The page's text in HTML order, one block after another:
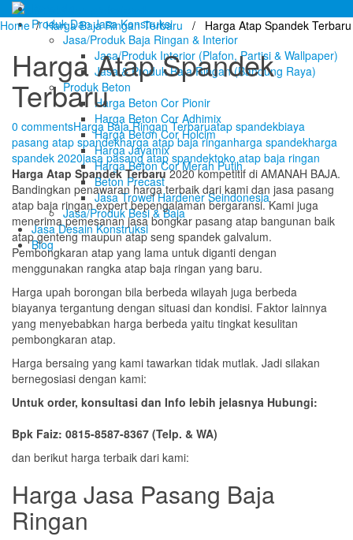
Produk Dan Jasa Konstruksi
Jasa/Produk Baja Ringan & Interior
Jasa/Produk Interior (Plafon, Partisi & Wallpaper)
Jasa & Produk Baja Ringan (Bandung Raya)
Produk Beton
Harga Beton Cor Pionir
Harga Beton Cor Adhimix
Harga Beton Cor Holcim
Harga Jayamix
Harga Beton Cor Merah Putih
Beton Precast
Jasa Trowel Hardener Seindonesia
Jasa/Produk Besi & Baja
Jasa Desain Konstruksi
Blog
Home/Harga Baja Ringan Terbaru / Harga Atap Spandek Terbaru
Harga Atap Spandek
Terbaru
0 commentsHarga Baja Ringan Terbaruatap spandekbiaya
pasang atap spandekharga atap baja ringanharga spandekharga
spandek 2020jasa pasang atap spandektoko atap baja ringan
Harga Atap Spandek Terbaru2020 kompetitif di AMANAH BAJA.
Bandingkan penawaran harga terbaik dari kami dan jasa pasang
atap baja ringan expert bepengalaman bergaransi. Kami juga
menerima pemesanan jasa bongkar pasang atap bangunan baik
atap genteng maupun atap seng spandek galvalum.
Pembongkaran atap yang lama untuk diganti dengan
menggunakan rangka atap baja ringan yang baru.
Harga upah borongan bila berbeda wilayah juga berbeda
biayanya tergantung dengan situasi dan kondisi. Faktor lainnya
yang menyebabkan harga berbeda yaitu tingkat kesulitan
pembongkaran atap.
Harga bersaing yang kami tawarkan tidak mutlak. Jadi silakan
bernegosiasi dengan kami:
Untuk order, konsultasi dan Info lebih jelasnya Hubungi:
Bpk Faiz: 0815-8587-8367 (Telp. & WA)
dan berikut harga terbaik dari kami:
Harga Jasa Pasang Baja
Ringan